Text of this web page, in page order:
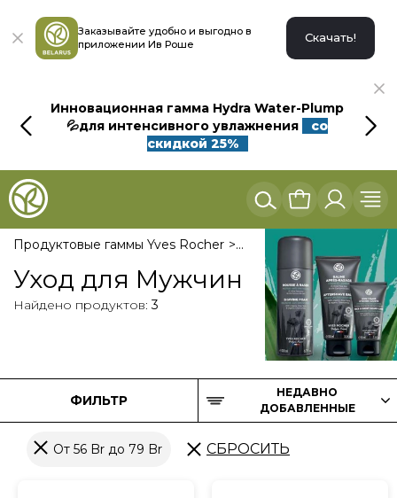
Заказывайте удобно и выгодно в
приложении Ив Роше
Скачать!
Инновационная гамма Hydra Water-Plump
💦для интенсивного увлажнения
со
скидкой 25%
Продуктовые гаммы Yves Rocher Уход для Мужчин Yves
Уход для Мужчин
Найдено продуктов:3
ФИЛЬТР
НЕДАВНО
ДОБАВЛЕННЫЕ
От 56 Br до 79 Br СБРОСИТЬ